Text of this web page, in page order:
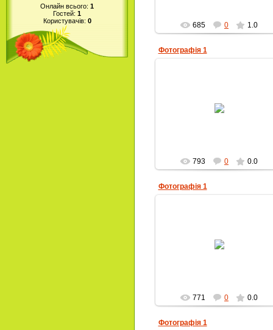
Онлайн всього: 1
Гостей: 1
Користувачів: 0
685 0 1.0
Фотографія 1
793 0 0.0
Фотографія 1
771 0 0.0
Фотографія 1